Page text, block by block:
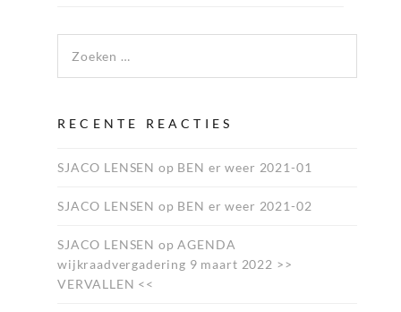
RECENTE REACTIES
SJACO LENSEN op BEN er weer 2021-01
SJACO LENSEN op BEN er weer 2021-02
SJACO LENSEN opAGENDA
wijkraadvergadering 9 maart 2022 >>
VERVALLEN <<